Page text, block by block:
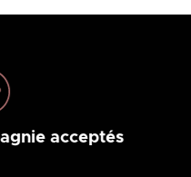
acceptés